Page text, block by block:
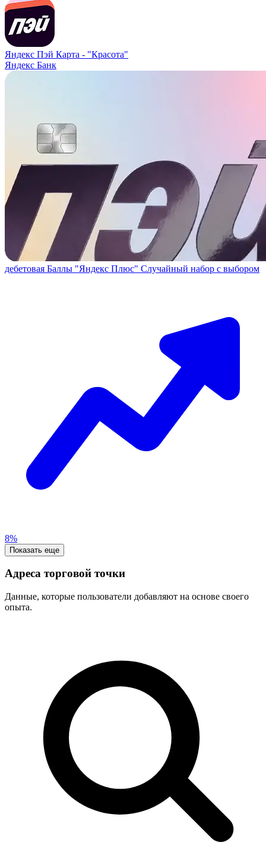
Яндекс Пэй Карта - "Красота"
Яндекс Банк
дебетовая Баллы "Яндекс Плюс" Случайный набор с выбором
8%
Показать еще
Адреса торговой точки
Данные, которые пользователи добавляют на основе своего
опыта.